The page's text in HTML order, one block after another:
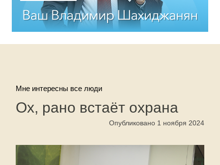
Мне интересны все люди
Ох, рано встаёт охрана
Опубликовано 1 ноября 2024